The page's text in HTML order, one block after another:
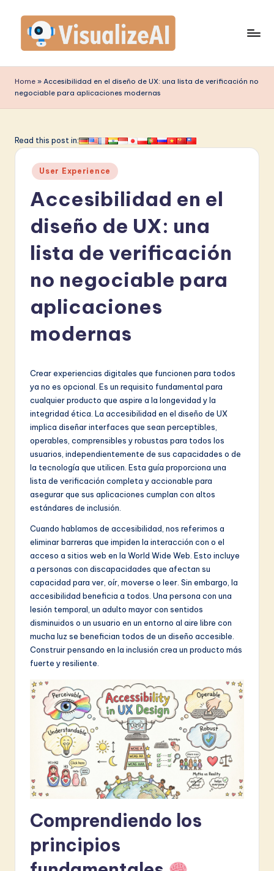
contenido
is
u
li
A
ni
L
in
A
&
S
o
w
Home » Accesibilidad en el diseño de UX: una lista de verificación no
negociable para aplicaciones modernas
Read this post in:
Publicado
en
User Experience
Accesibilidad en el
diseño de UX: una
lista de verificación
no negociable para
aplicaciones
modernas
Crear experiencias digitales que funcionen para todos
ya no es opcional. Es un requisito fundamental para
cualquier producto que aspire a la longevidad y la
integridad ética. La accesibilidad en el diseño de UX
implica diseñar interfaces que sean perceptibles,
operables, comprensibles y robustas para todos los
usuarios, independientemente de sus capacidades o de
la tecnología que utilicen. Esta guía proporciona una
lista de verificación completa y accionable para
asegurar que sus aplicaciones cumplan con altos
estándares de inclusión.
Cuando hablamos de accesibilidad, nos referimos a
eliminar barreras que impiden la interacción con o el
acceso a sitios web en la World Wide Web. Esto incluye
a personas con discapacidades que afectan su
capacidad para ver, oír, moverse o leer. Sin embargo, la
accesibilidad beneficia a todos. Una persona con una
lesión temporal, un adulto mayor con sentidos
disminuidos o un usuario en un entorno al aire libre con
mucha luz se benefician todos de un diseño accesible.
Construir pensando en la inclusión crea un producto más
fuerte y resiliente.
Comprendiendo los
principios